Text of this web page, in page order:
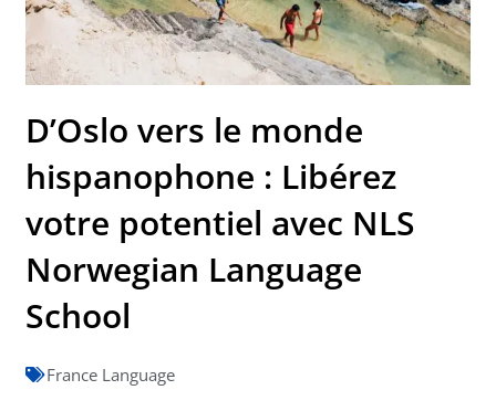
D’Oslo vers le monde
hispanophone : Libérez
votre potentiel avec NLS
Norwegian Language
School
France Language